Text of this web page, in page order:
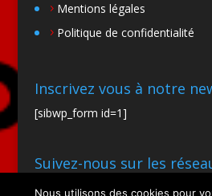
Mentions légales
Politique de confidentialité
Inscrivez vous à notre
[sibwp_form id=1]
Suivez-nous sur les
Nous utilisons des cookies pour